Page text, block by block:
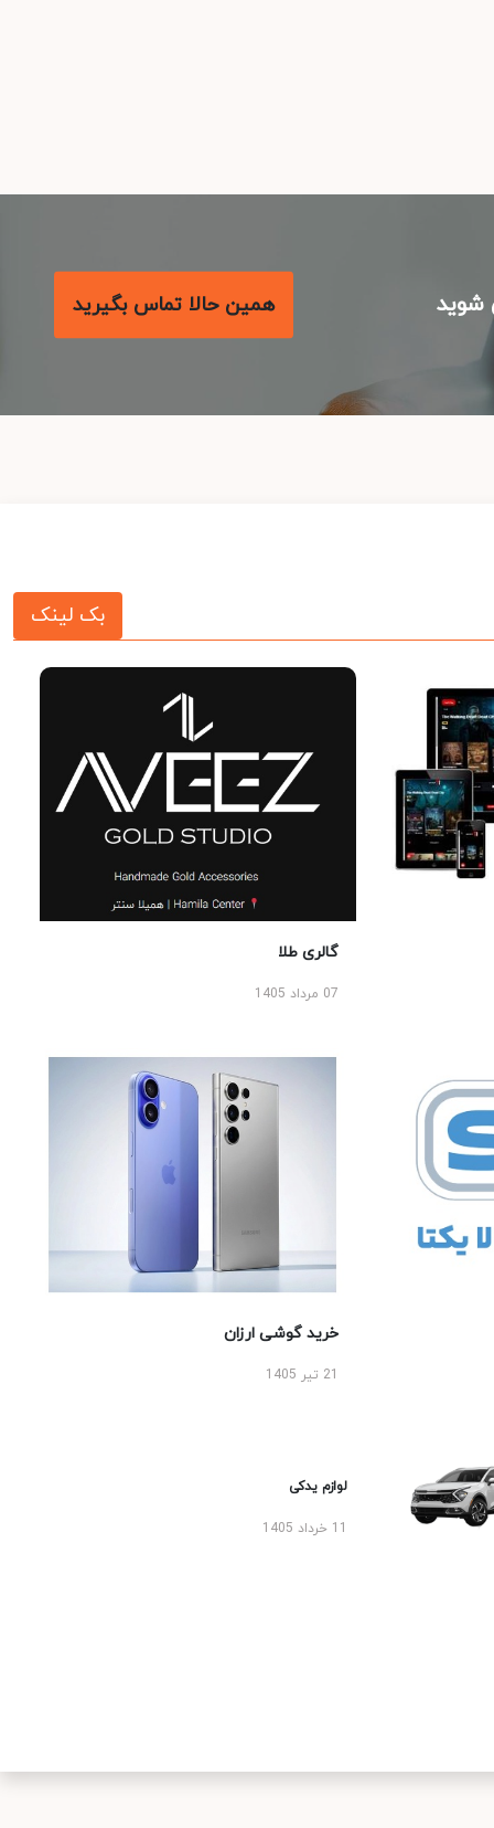
همین حالا تماس بگیرید
بک لینک
گالری طلا
07 مرداد 1405
خرید گوشی ارزان
لوازم یدکی